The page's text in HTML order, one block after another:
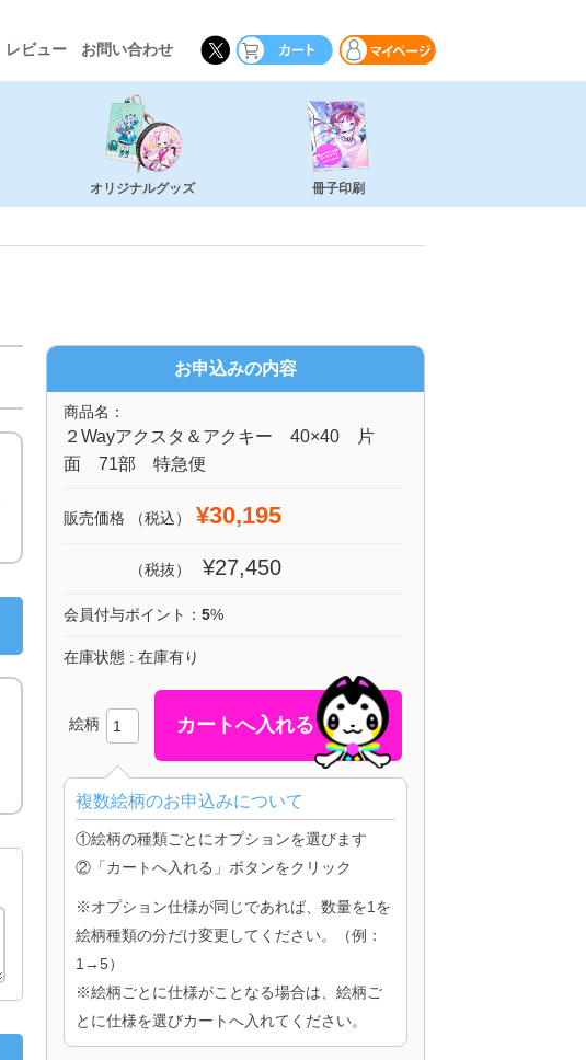
レビュー お問い合わせ
オリジナルグッズ 冊子印刷
お申込みの内容
商品名：
２Wayアクスタ＆アクキー 40×40 片
面 71部 特急便
販売価格 （税込） ¥30,195
（税抜） ¥27,450
会員付与ポイント： 5%
在庫状態 : 在庫有り
絵柄
複数絵柄のお申込みについて
①絵柄の種類ごとにオプションを選びます
②「カートへ入れる」ボタンをクリック
※オプション仕様が同じであれば、数量を1を
絵柄種類の分だけ変更してください。（例：
1→5）
※絵柄ごとに仕様がことなる場合は、絵柄ご
とに仕様を選びカートへ入れてください。